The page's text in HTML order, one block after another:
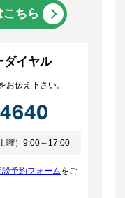
ちら
ダイヤル
伝え下さい。
曜）9:00～17:00
談予約フォームをご